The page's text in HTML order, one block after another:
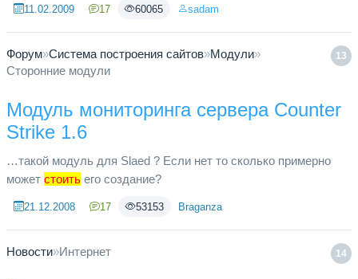
11.02.2009 17 60065 sadam
13
Форум»Система построения сайтов»Модули»
Сторонние модули
Модуль мониторинга сервера Counter
Strike 1.6
…такой модуль для Slaed ? Если нет то сколько примерно
может стоить его создание?
21.12.2008 17 53153 Braganza
14
Новости»Интернет